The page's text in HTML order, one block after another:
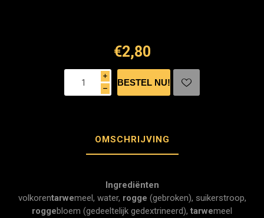
€2,80
i
h
OMSCHRIJVING
Ingrediënten
volkorentarwemeel, water, rogge (gebroken), suikerstroop,
roggebloem (gedeeltelijk gedextrineerd), tarwemeel